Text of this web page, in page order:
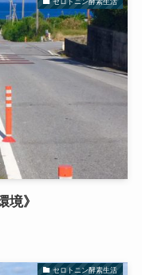
境》
セロトニン酵素生活